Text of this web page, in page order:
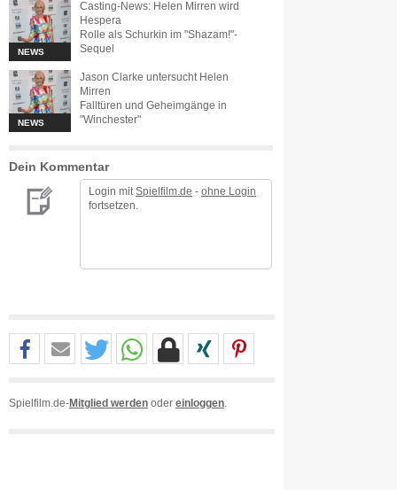
NEWS
Casting-News: Helen Mirren wird
Hespera
Rolle als Schurkin im "Shazam!"-
Sequel
NEWS
Jason Clarke untersucht Helen
Mirren
Falltüren und Geheimgänge in
"Winchester"
Dein Kommentar
Login mit Spielfilm.de - ohne Login
fortsetzen.
Spielfilm.de-Mitglied werden oder einloggen